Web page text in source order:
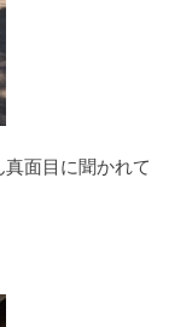
面目に聞かれて